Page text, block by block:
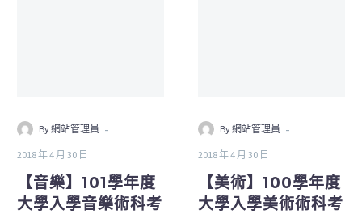
By 網站管理員 -
2018 年 4 月 30 日
【音樂】101學年度
大學入學音樂術科考
By 網站管理員 -
2018 年 4 月 30 日
【美術】100學年度
大學入學美術術科考